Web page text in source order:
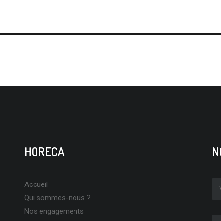
HORECA
Accueil
Qui sommes-nous ?
Nos engagements